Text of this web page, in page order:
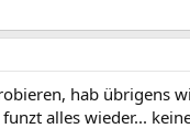
hab übrigens
alles wieder...